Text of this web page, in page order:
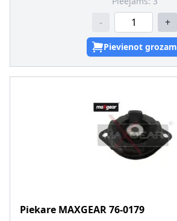
- +
Pievienot grozam
Piekare MAXGEAR76-0179